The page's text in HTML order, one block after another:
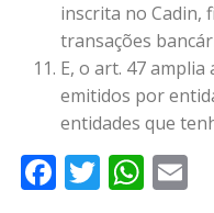
inscrita no Cadin,
transações
E, o art. 47
emitidos por
entidades que
Facebook
Twitter